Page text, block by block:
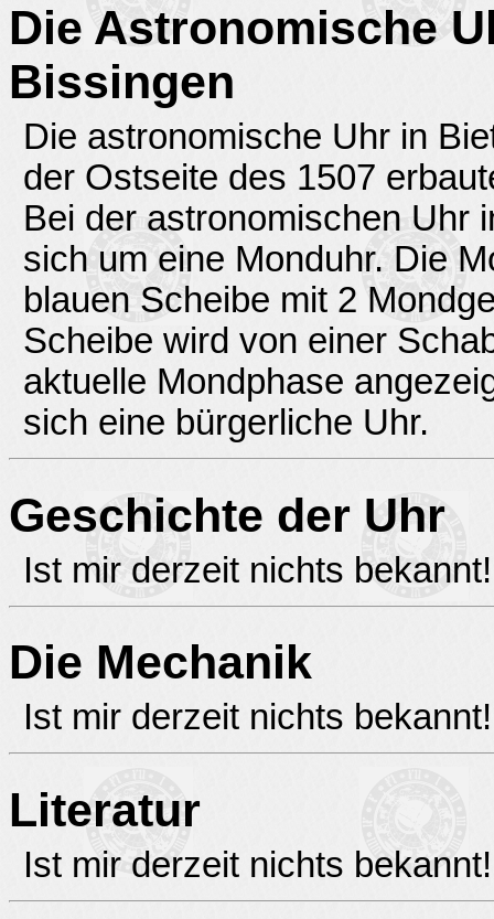
Die Astronomische
Bissingen
Die astronomische Uhr in
der Ostseite des 1507
Bei der astronomischen Uhr
sich um eine Monduhr. Die
blauen Scheibe mit 2
Scheibe wird von einer
aktuelle Mondphase
sich eine bürgerliche Uhr.
Geschichte der Uhr
Ist mir derzeit nichts bekannt!
Die Mechanik
Ist mir derzeit nichts bekannt!
Literatur
Ist mir derzeit nichts bekannt!